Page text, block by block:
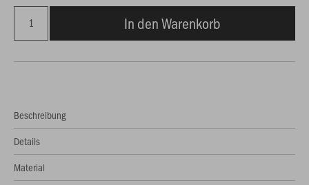
In den Warenkorb
Beschreibung
Details
Material